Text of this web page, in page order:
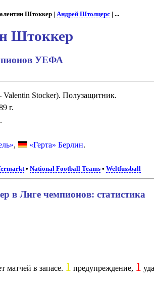
Штоккер | Андрей Штолцерс| ...
Штоккер
УЕФА
Valentin Stocker). Полузащитник.
г.
.
, «Герта» Берлин.
• National Football Teams• Weltfussball
в Лиге чемпионов: статистика
матчей в запасе. 1 предупреждение, 1